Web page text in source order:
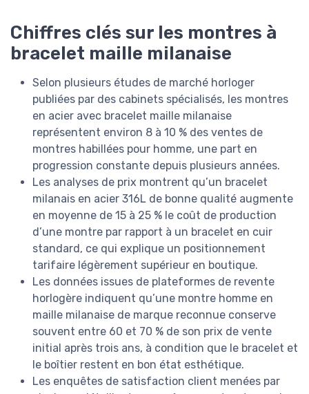
Chiffres clés sur les montres à
bracelet maille milanaise
Selon plusieurs études de marché horloger
publiées par des cabinets spécialisés, les montres
en acier avec bracelet maille milanaise
représentent environ 8 à 10 % des ventes de
montres habillées pour homme, une part en
progression constante depuis plusieurs années.
Les analyses de prix montrent qu’un bracelet
milanais en acier 316L de bonne qualité augmente
en moyenne de 15 à 25 % le coût de production
d’une montre par rapport à un bracelet en cuir
standard, ce qui explique un positionnement
tarifaire légèrement supérieur en boutique.
Les données issues de plateformes de revente
horlogère indiquent qu’une montre homme en
maille milanaise de marque reconnue conserve
souvent entre 60 et 70 % de son prix de vente
initial après trois ans, à condition que le bracelet et
le boîtier restent en bon état esthétique.
Les enquêtes de satisfaction client menées par